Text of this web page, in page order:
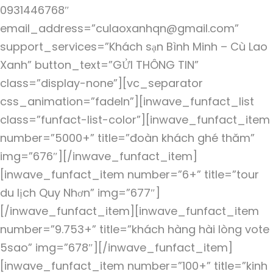
0931446768″
email_address=”culaoxanhqn@gmail.com”
support_services=”Khách sạn Bình Minh – Cù Lao
Xanh” button_text=”GỬI THÔNG TIN”
class=”display-none”][vc_separator
css_animation=”fadeIn”][inwave_funfact_list
class=”funfact-list-color”][inwave_funfact_item
number=”5000+” title=”đoàn khách ghé thăm”
img=”676″][/inwave_funfact_item]
[inwave_funfact_item number=”6+” title=”tour
du lịch Quy Nhơn” img=”677″]
[/inwave_funfact_item][inwave_funfact_item
number=”9.753+” title=”khách hàng hài lòng vote
5sao” img=”678″][/inwave_funfact_item]
[inwave_funfact_item number=”100+” title=”kinh